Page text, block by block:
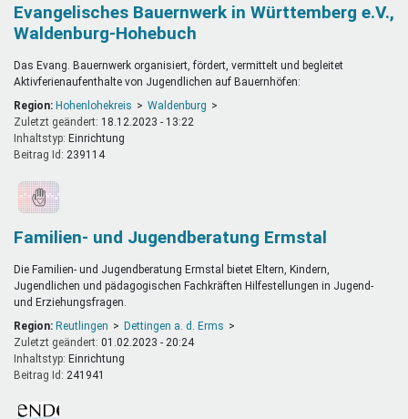
Evangelisches Bauernwerk in Württemberg e.V.,
Waldenburg-Hohebuch
Das Evang. Bauernwerk organisiert, fördert, vermittelt und begleitet
Aktivferienaufenthalte von Jugendlichen auf Bauernhöfen:
Region: Hohenlohekreis
Waldenburg
Zuletzt geändert: 18.12.2023 - 13:22
Inhaltstyp:
einrichtung
Beitrag Id: 239114
Familien- und Jugendberatung Ermstal
Die Familien- und Jugendberatung Ermstal bietet Eltern, Kindern,
Jugendlichen und pädagogischen Fachkräften Hilfestellungen in Jugend-
und Erziehungsfragen.
Region: Reutlingen
Dettingen a. d. Erms
Zuletzt geändert: 01.02.2023 - 20:24
Inhaltstyp:
einrichtung
Beitrag Id: 241941